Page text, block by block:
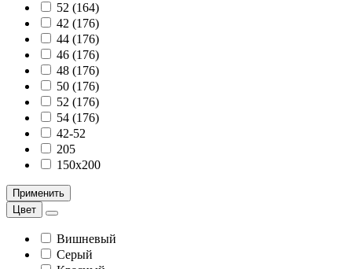
52 (164)
42 (176)
44 (176)
46 (176)
48 (176)
50 (176)
52 (176)
54 (176)
42-52
205
150х200
Применить
Цвет
Вишневый
Серый